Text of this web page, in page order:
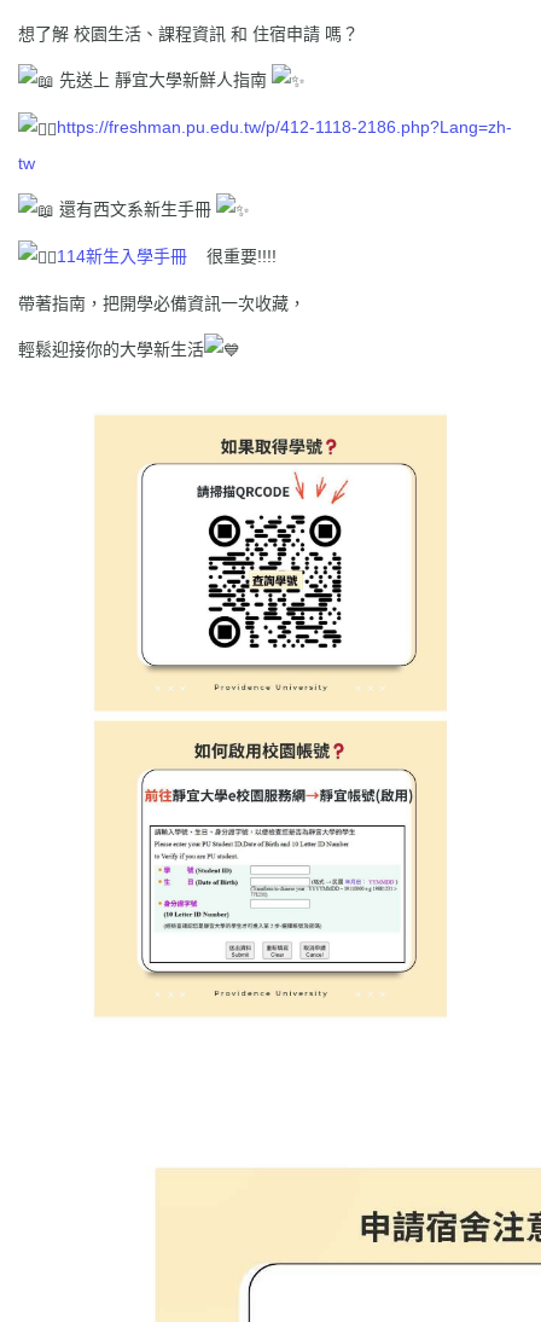
想了解 校園生活、課程資訊 和 住宿申請 嗎？
先送上 靜宜大學新鮮人指南
https://freshman.pu.edu.tw/p/412-1118-2186.php?Lang=zh-
tw
還有西文系新生手冊
114新生入學手冊 很重要!!!!
帶著指南，把開學必備資訊一次收藏，
輕鬆迎接你的大學新生活